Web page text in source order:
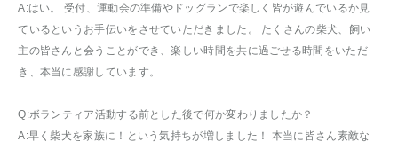
A:はい。 受付、運動会の準備やドッグランで楽しく皆が遊んでいるか見
ているというお手伝いをさせていただきました。 たくさんの柴犬、飼い
主の皆さんと会うことができ、楽しい時間を共に過ごせる時間をいただ
き、本当に感謝しています。
Q:ボランティア活動する前とした後で何か変わりましたか？
A:早く柴犬を家族に！という気持ちが増しました！ 本当に皆さん素敵な